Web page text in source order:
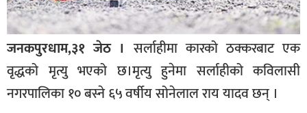
राजनीति
प्रमुख
समाचार
राष्ट्रिय
जनकपुरधाम,३१ जेठ । सर्लाहीमा कारको ठक्करबाट एक
वृद्धको मृत्यु भएको छ।मृत्यु हुनेमा सर्लाहीको कविलासी
नगरपालिका १० बस्ने ६५ वर्षीय सोनेलाल राय यादव छन् ।